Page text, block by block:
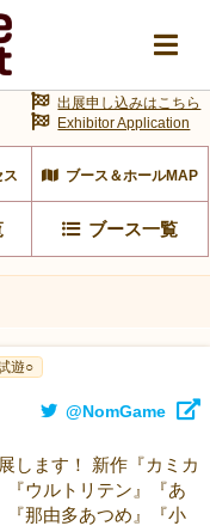
ス ブース＆ホールMAP
ブース一覧
出展申し込みはこちら
Exhibitor Application
遊○
@NomGame
します！ 新作『カミカ
ウルトリテン』『あ
那由多あつめ』『小